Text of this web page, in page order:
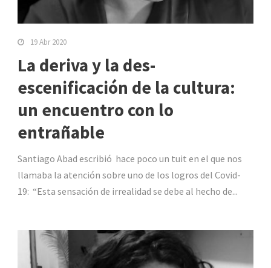
19 Abr 2020
La deriva y la des-
escenificación de la cultura:
un encuentro con lo
entrañable
Santiago Abad escribió hace poco un tuit en el que nos
llamaba la atención sobre uno de los logros del Covid-
19: “Esta sensación de irrealidad se debe al hecho de...